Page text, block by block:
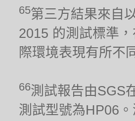
65第三方結果來自
2015 的測試標準
際環境表現有所不
66測試報告由SGS
測試型號為HP06